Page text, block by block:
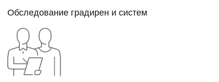
Обследование градирен и систем